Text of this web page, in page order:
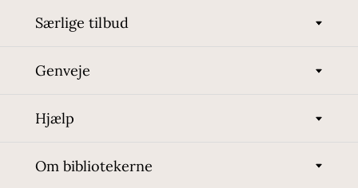
Særlige tilbud
Genveje
Hjælp
Om bibliotekerne